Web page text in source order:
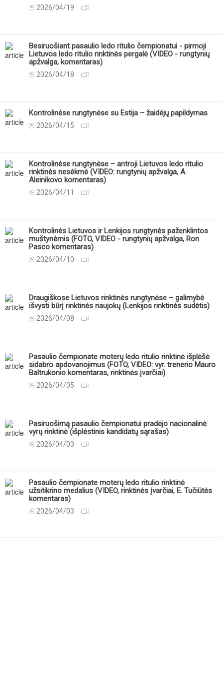
2026/04/19
Besiruošiant pasaulio ledo ritulio čempionatui - pirmoji
Lietuvos ledo ritulio rinktinės pergalė (VIDEO - rungtynių
apžvalga, komentaras)
2026/04/18
Kontrolinėse rungtynėse su Estija – žaidėjų papildymas
2026/04/15
Kontrolinėse rungtynėse – antroji Lietuvos ledo ritulio
rinktinės nesėkmė (VIDEO: rungtynių apžvalga, A.
Aleinikovo komentaras)
2026/04/11
Kontrolinės Lietuvos ir Lenkijos rungtynės paženklintos
muštynėmis (FOTO, VIDEO - rungtynių apžvalga, Ron
Pasco komentaras)
2026/04/10
Draugiškose Lietuvos rinktinės rungtynėse – galimybė
išvysti būrį rinktinės naujokų (Lenkijos rinktinės sudėtis)
2026/04/08
Pasaulio čempionate moterų ledo ritulio rinktinė išplėšė
sidabro apdovanojimus (FOTO, VIDEO: vyr. trenerio Mauro
Baltrukonio komentaras, rinktinės įvarčiai)
2026/04/05
Pasiruošimą pasaulio čempionatui pradėjo nacionalinė
vyrų rinktinė (išplėstinis kandidatų sąrašas)
2026/04/03
Pasaulio čempionate moterų ledo ritulio rinktinė
užsitikrino medalius (VIDEO, rinktinės įvarčiai, E. Tučiūtės
komentaras)
2026/04/03